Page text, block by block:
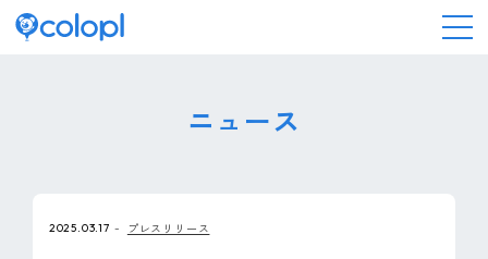
ニュース
2025.03.17 プレスリリース